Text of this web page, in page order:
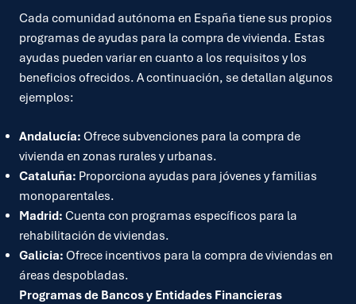
Cada comunidad autónoma en España tiene sus propios
programas de ayudas para la compra de vivienda. Estas
ayudas pueden variar en cuanto a los requisitos y los
beneficios ofrecidos. A continuación, se detallan algunos
ejemplos:
Andalucía: Ofrece subvenciones para la compra de
vivienda en zonas rurales y urbanas.
Cataluña: Proporciona ayudas para jóvenes y familias
monoparentales.
Madrid: Cuenta con programas específicos para la
rehabilitación de viviendas.
Galicia: Ofrece incentivos para la compra de viviendas en
áreas despobladas.
Programas de Bancos y Entidades Financieras